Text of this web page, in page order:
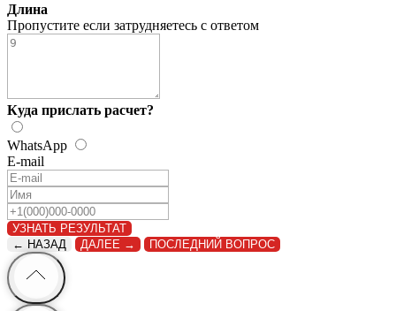
Длина
Пропустите если затрудняетесь с ответом
Куда прислать расчет?
WhatsApp
E-mail
УЗНАТЬ РЕЗУЛЬТАТ
← НАЗАД
ДАЛЕЕ → ПОСЛЕДНИЙ ВОПРОС